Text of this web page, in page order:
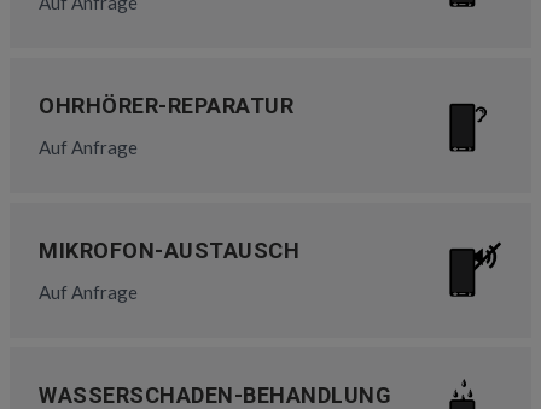
OHRHÖRER-REPARATUR
Auf Anfrage
MIKROFON-AUSTAUSCH
Auf Anfrage
WASSERSCHADEN-BEHANDLUNG